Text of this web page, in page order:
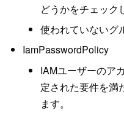
どうかをチェック
使われていないグ
IamPasswordPolicy
IAMユーザーのア
定された要件を満
ます。